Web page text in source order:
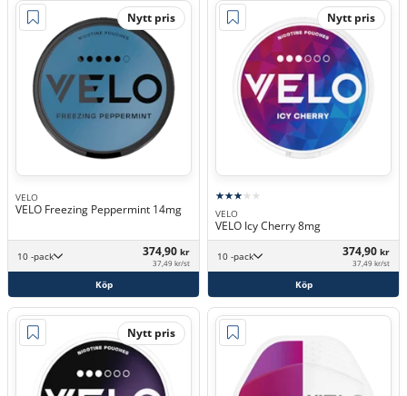
Nytt pris
VELO
VELO Freezing Peppermint 14mg
10 -pack 374,90 kr
37,49 kr/st
Köp
Nytt pris
VELO
VELO Icy Cherry 8mg
10 -pack 374,90 kr
37,49 kr/st
Köp
Nytt pris